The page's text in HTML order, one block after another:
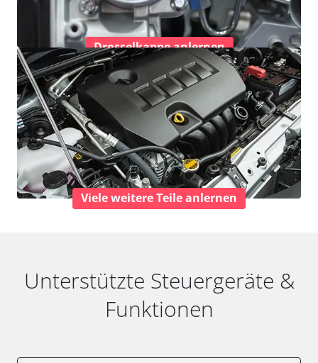
Drosselkappe anlernen
Viele weitere Teile anlernen
Unterstützte Steuergeräte &
Funktionen